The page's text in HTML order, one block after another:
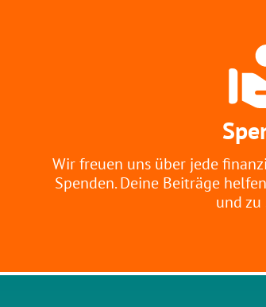
Wir freuen uns über jede
Spenden. Deine Beiträge
und zu